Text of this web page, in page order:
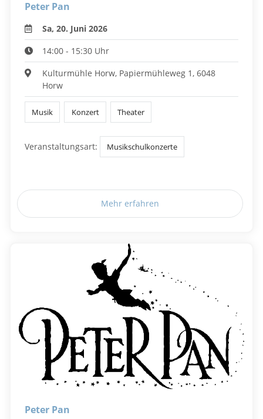
Peter Pan
Sa, 20. Juni 2026
14:00 - 15:30 Uhr
Kulturmühle Horw, Papiermühleweg 1, 6048
Horw
Musik Konzert Theater
Veranstaltungsart: Musikschulkonzerte
Mehr erfahren
Peter Pan